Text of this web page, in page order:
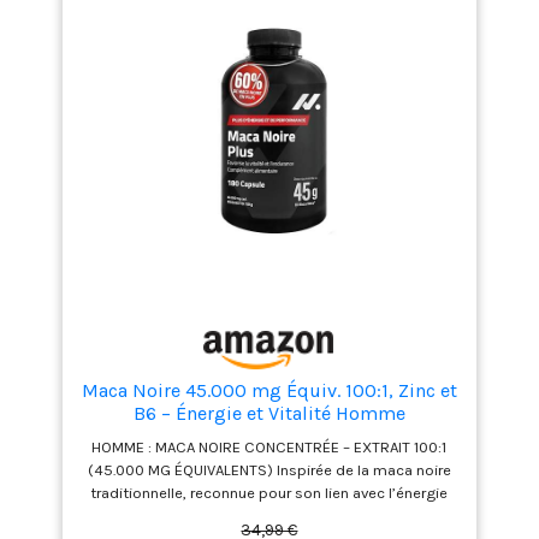
résultats optimaux. ♻️ ECO-RESPONSABLE : Pot en
carton recyclé et couvercle 100% d’origine végétale.
Nous économisons ainsi +2T de plastique par an!
Aqeelab est affilé au 1% For The Planet: 1% du montant
de chaque commande est reversé à la protection de
l’environnement. 🇫🇷 QUALITÉ Aqeelab : Conçu &
fabriqué en France, testé par un laboratoire
indépendant ! Gélules végétales. Produit Vegan,
Kasher, Halal, sans métaux lourd, sans gluten, sans
Maca Noire 45.000 mg Équiv. 100:1, Zinc et
B6 – Énergie et Vitalité Homme
HOMME : MACA NOIRE CONCENTRÉE – EXTRAIT 100:1
(45.000 MG ÉQUIVALENTS) Inspirée de la maca noire
traditionnelle, reconnue pour son lien avec l’énergie
34,99 €